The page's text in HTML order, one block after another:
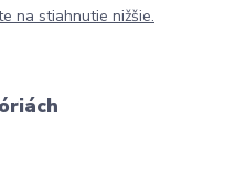
na stiahnutie nižšie.